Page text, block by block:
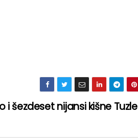
i šezdeset nijansi kišne Tuzle